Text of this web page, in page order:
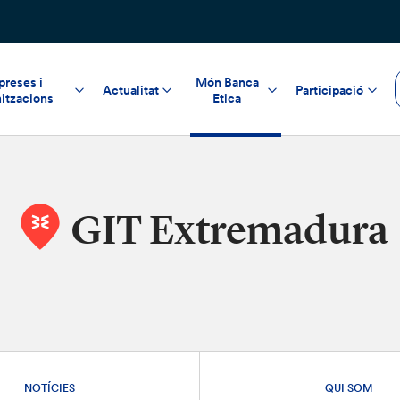
i
Actualitat
Món Banca
Etica
Participació
GIT Extremadura
NOTÍCIES QUI SOM